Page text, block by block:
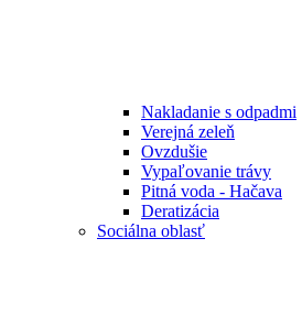
Nakladanie s odpadmi
Verejná zeleň
Ovzdušie
Vypaľovanie trávy
Pitná voda - Hačava
Deratizácia
Sociálna oblasť